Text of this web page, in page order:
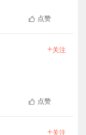
点赞
+关注
点赞
+关注